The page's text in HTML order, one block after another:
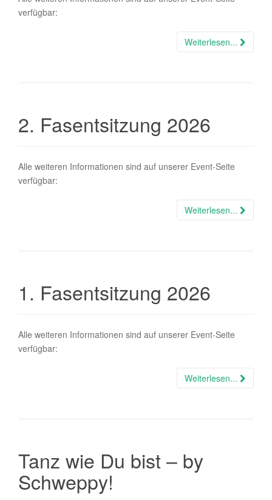
verfügbar:
Weiterlesen...
2. Fasentsitzung 2026
Alle weiteren Informationen sind auf unserer Event-Seite
verfügbar:
Weiterlesen...
1. Fasentsitzung 2026
Alle weiteren Informationen sind auf unserer Event-Seite
verfügbar:
Weiterlesen...
Tanz wie Du bist – by
Schweppy!